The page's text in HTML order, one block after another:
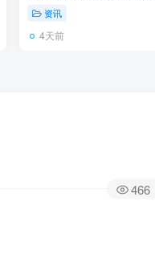
资讯
4天前
466